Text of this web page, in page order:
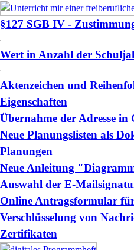
§127 SGB IV -
Wert in Anzahl der
Aktenzeichen und
Eigenschaften
Übernahme der Adresse in
Neue Planungslisten als
Planungen
Neue Anleitung
Auswahl der E-
Online Antragsformular
Verschlüsselung von
Zertifikaten